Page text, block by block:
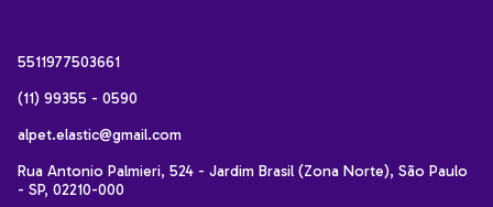
5511977503661
(11) 99355 - 0590
alpet.elastic@gmail.com
Rua Antonio Palmieri, 524 - Jardim Brasil (Zona Norte), São Paulo
- SP, 02210-000